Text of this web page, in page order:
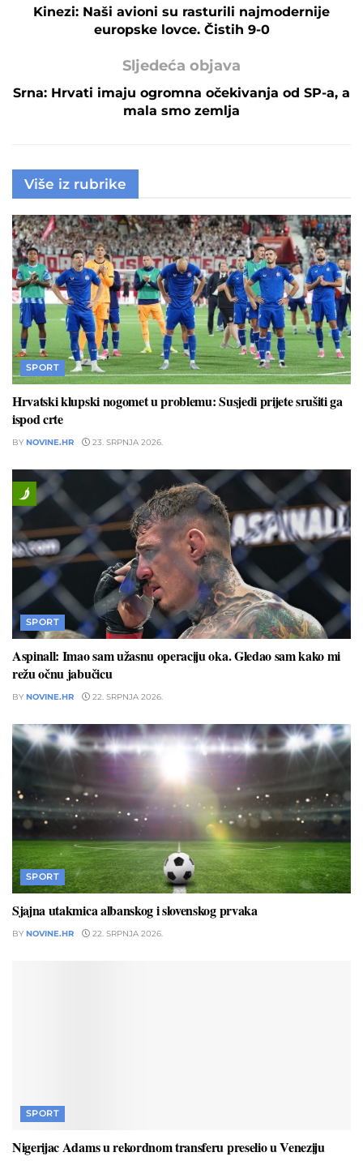
Kinezi: Naši avioni su rasturili najmodernije
europske lovce. Čistih 9-0
Sljedeća objava
Srna: Hrvati imaju ogromna očekivanja od SP-a, a
mala smo zemlja
Više iz rubrike
SPORT
Hrvatski klupski nogomet u problemu: Susjedi prijete srušiti ga
ispod crte
BY NOVINE.HR 23. SRPNJA 2026.
SPORT
Aspinall: Imao sam užasnu operaciju oka. Gledao sam kako mi
režu očnu jabučicu
BY NOVINE.HR 22. SRPNJA 2026.
SPORT
Sjajna utakmica albanskog i slovenskog prvaka
BY NOVINE.HR 22. SRPNJA 2026.
SPORT
Nigerijac Adams u rekordnom transferu preselio u Veneziju